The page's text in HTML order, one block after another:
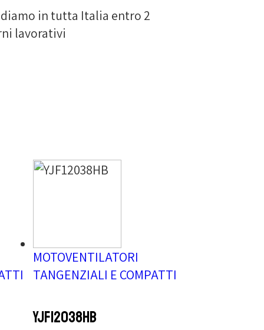
in tutta Italia entro 2
lavorativi
YJF12038HB
MOTOVENTILATORI
TANGENZIALI E COMPATTI